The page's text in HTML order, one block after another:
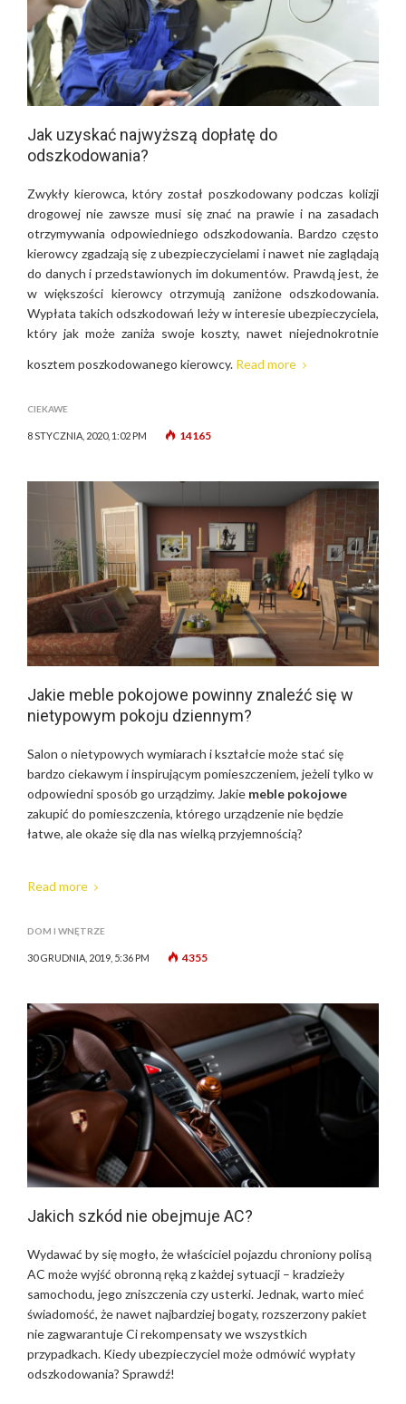
Jak uzyskać najwyższą dopłatę do
odszkodowania?
Zwykły kierowca, który został poszkodowany podczas kolizji
drogowej nie zawsze musi się znać na prawie i na zasadach
otrzymywania odpowiedniego odszkodowania. Bardzo często
kierowcy zgadzają się z ubezpieczycielami i nawet nie zaglądają
do danych i przedstawionych im dokumentów. Prawdą jest, że
w większości kierowcy otrzymują zaniżone odszkodowania.
Wypłata takich odszkodowań leży w interesie ubezpieczyciela,
który jak może zaniża swoje koszty, nawet niejednokrotnie
kosztem poszkodowanego kierowcy. Read more
CIEKAWE
8 STYCZNIA, 2020, 1:02 PM 14165
Jakie meble pokojowe powinny znaleźć się w
nietypowym pokoju dziennym?
Salon o nietypowych wymiarach i kształcie może stać się
bardzo ciekawym i inspirującym pomieszczeniem, jeżeli tylko w
odpowiedni sposób go urządzimy. Jakie meble pokojowe
zakupić do pomieszczenia, którego urządzenie nie będzie
łatwe, ale okaże się dla nas wielką przyjemnością?
Read more
DOM I WNĘTRZE
30 GRUDNIA, 2019, 5:36 PM 4355
Jakich szkód nie obejmuje AC?
Wydawać by się mogło, że właściciel pojazdu chroniony polisą
AC może wyjść obronną ręką z każdej sytuacji – kradzieży
samochodu, jego zniszczenia czy usterki. Jednak, warto mieć
świadomość, że nawet najbardziej bogaty, rozszerzony pakiet
nie zagwarantuje Ci rekompensaty we wszystkich
przypadkach. Kiedy ubezpieczyciel może odmówić wypłaty
odszkodowania? Sprawdź!